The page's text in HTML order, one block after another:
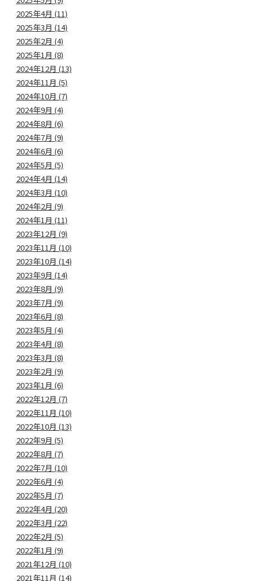
2025年4月 (11)
2025年3月 (14)
2025年2月 (4)
2025年1月 (8)
2024年12月 (13)
2024年11月 (5)
2024年10月 (7)
2024年9月 (4)
2024年8月 (6)
2024年7月 (9)
2024年6月 (6)
2024年5月 (5)
2024年4月 (14)
2024年3月 (10)
2024年2月 (9)
2024年1月 (11)
2023年12月 (9)
2023年11月 (10)
2023年10月 (14)
2023年9月 (14)
2023年8月 (9)
2023年7月 (9)
2023年6月 (8)
2023年5月 (4)
2023年4月 (8)
2023年3月 (8)
2023年2月 (9)
2023年1月 (6)
2022年12月 (7)
2022年11月 (10)
2022年10月 (13)
2022年9月 (5)
2022年8月 (7)
2022年7月 (10)
2022年6月 (4)
2022年5月 (7)
2022年4月 (20)
2022年3月 (22)
2022年2月 (5)
2022年1月 (9)
2021年12月 (10)
2021年11月 (14)